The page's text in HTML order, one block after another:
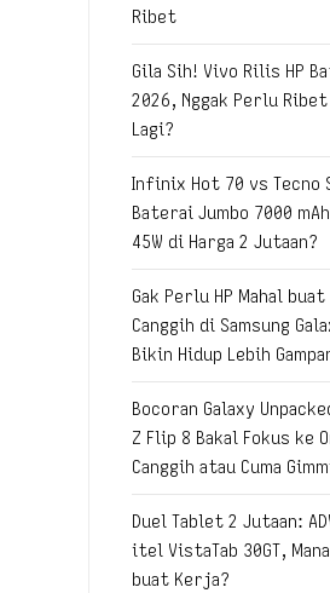
Ribet
Gila Sih! Vivo Rilis HP
2026, Nggak Perlu
Lagi?
Infinix Hot 70 vs Tecno
Baterai Jumbo 7000
45W di Harga 2 Jutaan?
Gak Perlu HP Mahal
Canggih di Samsung
Bikin Hidup Lebih
Bocoran Galaxy
Z Flip 8 Bakal Fokus ke
Canggih atau Cuma
Duel Tablet 2 Jutaan:
itel VistaTab 30GT,
buat Kerja?